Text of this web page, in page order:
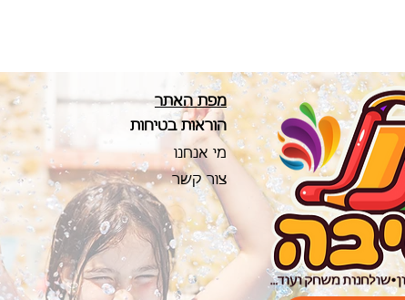
מפת האתר
הוראות בטיחות
מי אנחנו
צור קשר